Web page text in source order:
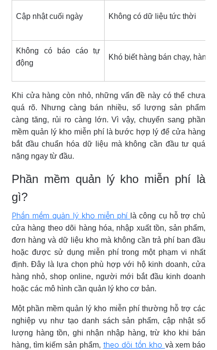
Cập nhật cuối ngày Không có dữ liệu tức thời
Không có báo cáo tự
động
Khó biết hàng bán chạy, hàng
Khi cửa hàng còn nhỏ, những vấn đề này có thể chưa
quá rõ. Nhưng càng bán nhiều, số lượng sản phẩm
càng tăng, rủi ro càng lớn. Vì vậy, chuyển sang phần
mềm quản lý kho miễn phí là bước hợp lý để cửa hàng
bắt đầu chuẩn hóa dữ liệu mà không cần đầu tư quá
nặng ngay từ đầu.
Phần mềm quản lý kho miễn phí là
gì?
Phần mềm quản lý kho miễn phí là công cụ hỗ trợ chủ
cửa hàng theo dõi hàng hóa, nhập xuất tồn, sản phẩm,
đơn hàng và dữ liệu kho mà không cần trả phí ban đầu
hoặc được sử dụng miễn phí trong một phạm vi nhất
định. Đây là lựa chọn phù hợp với hộ kinh doanh, cửa
hàng nhỏ, shop online, người mới bắt đầu kinh doanh
hoặc các mô hình cần quản lý kho cơ bản.
Một phần mềm quản lý kho miễn phí thường hỗ trợ các
nghiệp vụ như tạo danh sách sản phẩm, cập nhật số
lượng hàng tồn, ghi nhận nhập hàng, trừ kho khi bán
hàng, tìm kiếm sản phẩm, theo dõi tồn kho và xem báo